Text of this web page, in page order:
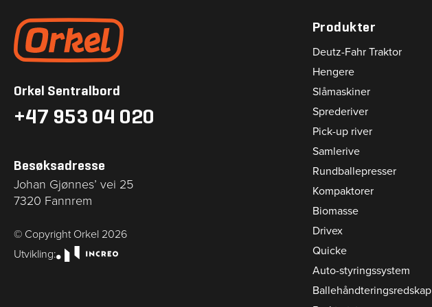
Gå til forsiden
Orkel Sentralbord
+47 953 04 020
Besøksadresse
Johan Gjønnes’ vei 25
7320 Fannrem
© Copyright Orkel 2026
Utvikling:
Produkter
Deutz-Fahr Traktor
Hengere
Slåmaskiner
Sprederiver
Pick-up river
Samlerive
Rundballepresser
Kompaktorer
Biomasse
Drivex
Quicke
Auto-styringssystem
Ballehåndteringsredskap